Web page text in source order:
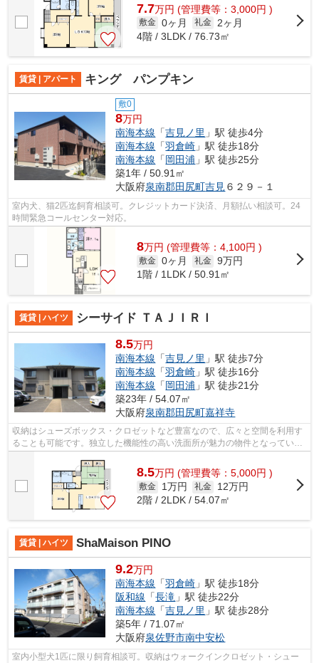
7.7万円 (管理費等：3,000円 )
敷金 0ヶ月 礼金
2ヶ月
4階 / 3LDK / 76.73㎡
賃貸 | アパート キング パンプキン
敷0
8万円
南海本線 「吉見ノ里 」駅 徒歩4分
南海本線 「羽倉崎 」駅 徒歩18分
南海本線 「岡田浦 」駅 徒歩25分
築1年 / 50.91㎡
大阪府泉南郡田尻町吉見 ６２９－１
室内犬、猫2匹迄飼育相談可。クレジットカード決済、月額払い相談可。24
時間緊急コールセンター対応。
8万円 (管理費等：4,100円 )
敷金 0ヶ月 礼金 9万円
1階 / 1LDK / 50.91㎡
賃貸 | ハイツ シーサイド ＴＡＪＩＲＩ
8.5万円
南海本線 「吉見ノ里 」駅 徒歩7分
南海本線 「羽倉崎 」駅 徒歩16分
南海本線 「岡田浦 」駅 徒歩21分
築23年 / 54.07㎡
大阪府泉南郡田尻町嘉祥寺
収納はシューズボックス・クロゼットなど豊富なので、広々と空間を利用す
ることも可能です。独立した機能性の高い洗面所が魅力の物件となっていま
8.5万円 (管理費等：5,000円 )
敷金 1万円 礼金
12万円
2階 / 2LDK / 54.07㎡
賃貸 | ハイツ ShaMaison PINO
9.2万円
南海本線 「羽倉崎 」駅 徒歩18分
阪和線 「長滝 」駅 徒歩22分
南海本線 「吉見ノ里 」駅 徒歩28分
築5年 / 71.07㎡
大阪府泉佐野市南中安松
室内小型犬1匹に限り飼育相談可。収納はウォークインクロゼット・シュー